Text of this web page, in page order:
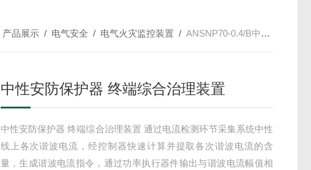
产品展示 / 电气安全 / 电气火灾监控装置 /ANSNP70-0.4/B中性安防保护器 终端综合治理装置
中性安防保护器 终端综合治理装置
中性安防保护器 终端综合治理装置 通过电流检测环节采集系统中性
线上各次谐波电流，经控制器快速计算并提取各次谐波电流的含
量，生成谐波电流指令，通过功率执行器件输出与谐波电流幅值相